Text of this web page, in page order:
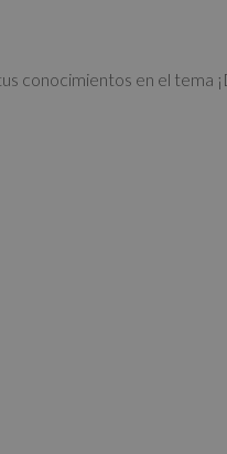
conocimientos en el tema